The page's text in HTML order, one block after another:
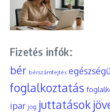
Fizetés infók:
bér bérszámfejtés
foglalkoztatás
ipar jog juttatások